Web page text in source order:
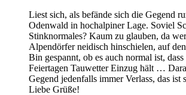
Liest sich, als befände sich die Gegend
Odenwald in hochalpiner Lage. Soviel
Stinknormales? Kaum zu glauben, da
Alpendörfer neidisch hinschielen, auf
Bin gespannt, ob es auch normal ist,
Feiertagen Tauwetter Einzug hält …
Gegend jedenfalls immer Verlass, das ist
Liebe Grüße!